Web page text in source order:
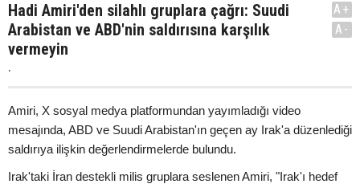
Hadi Amiri'den silahlı gruplara çağrı: Suudi
Arabistan ve ABD'nin saldırısına karşılık
vermeyin
.
A+
A-
Amiri, X sosyal medya platformundan yayımladığı video
mesajında, ABD ve Suudi Arabistan'ın geçen ay Irak'a düzenlediği
saldırıya ilişkin değerlendirmelerde bulundu.
Irak'taki İran destekli milis gruplara seslenen Amiri, "Irak'ı hedef